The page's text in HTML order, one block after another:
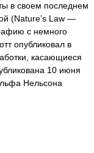
в своем последнем
(Nature’s Law —
с немного
опубликовал в
касающиеся
10 июня
Нельсона